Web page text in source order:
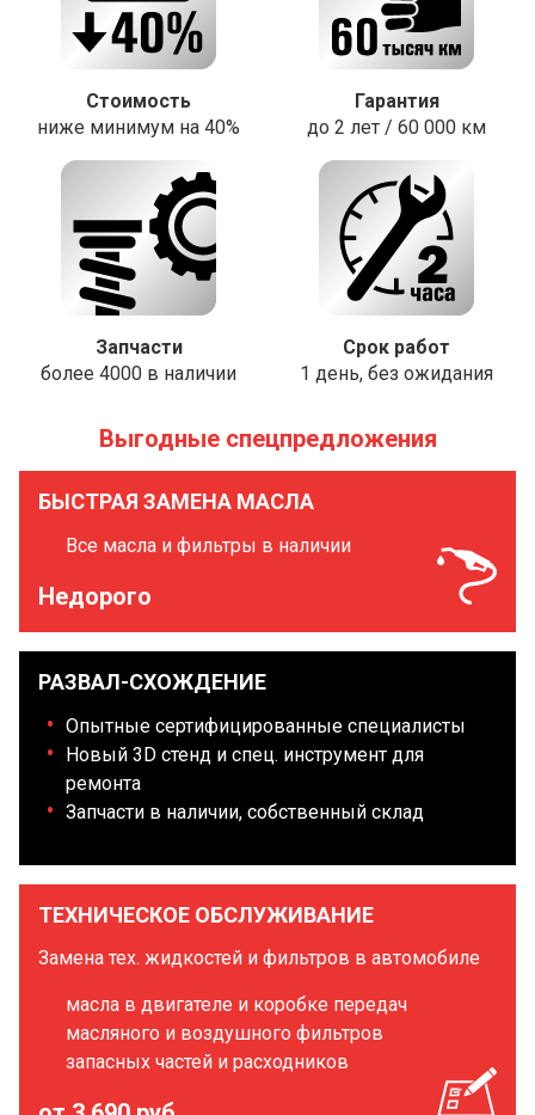
Стоимость
ниже минимум на 40%
Гарантия
до 2 лет / 60 000 км
Запчасти
более 4000 в наличии
Срок работ
1 день, без ожидания
Выгодные спецпредложения
БЫСТРАЯ ЗАМЕНА МАСЛА
Все масла и фильтры в наличии
Недорого
РАЗВАЛ-СХОЖДЕНИЕ
Опытные сертифицированные специалисты
Новый 3D стенд и спец. инструмент для
ремонта
Запчасти в наличии, собственный склад
ТЕХНИЧЕСКОЕ ОБСЛУЖИВАНИЕ
Замена тех. жидкостей и фильтров в автомобиле
масла в двигателе и коробке передач
масляного и воздушного фильтров
запасных частей и расходников